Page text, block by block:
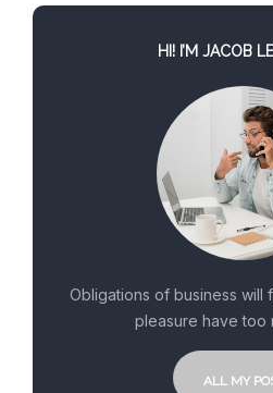
HI! I’M JACOB
Obligations of business will
pleasure have too
ALL MY